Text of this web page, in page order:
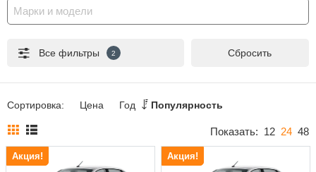
УСЛУГИ
АКЦИИ
Избранное
Марки и модели
Все фильтры 2 Сбросить
Сортировка: Цена Год Популярность
Показать: 12 24 48
Акция! Акция!